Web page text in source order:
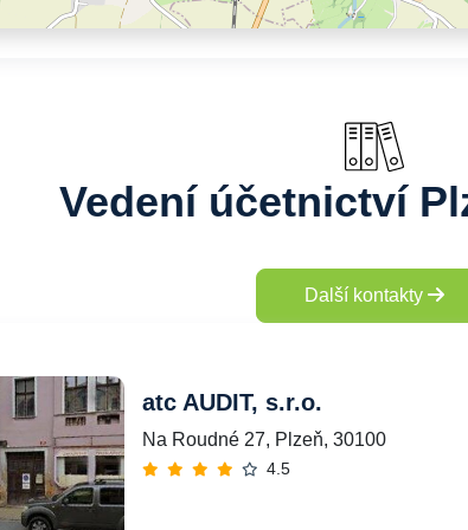
Vedení účetnictví
Další kontakty
atc AUDIT, s.r.o.
Na Roudné 27, Plzeň, 30100
4.5